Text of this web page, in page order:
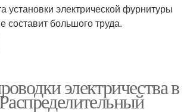
установки электрической фурнитуры
составит большого труда.
электричества в